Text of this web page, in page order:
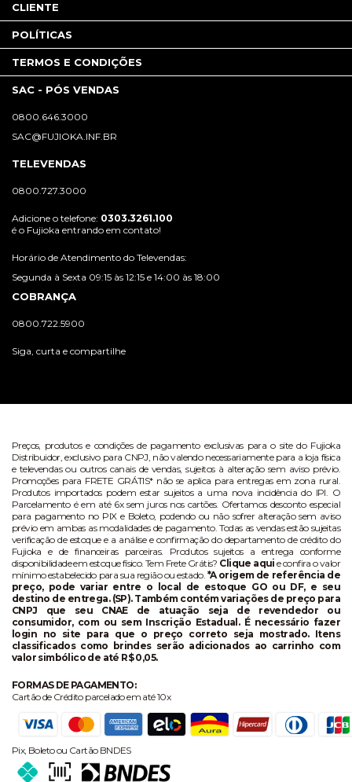
CLIENTE
POLÍTICAS
TERMOS E CONDIÇÕES
SAC - PÓS VENDAS
0800.646.3000
SAC@FUJIOKA.INF.BR
TELEVENDAS
0800.727.3000
Adicione o telefone: 0303.3261.100
é o Fujioka entrando em contato!
Horário de Atendimento do Televendas:
Segunda à Sexta 09:15 às 12:15 e 14:00 às 18:00
COBRANÇA
0800.722.5900
Siga, curta e compartilhe
Preços, produtos e condições de pagamento exclusivas para o site do Fujioka
Distribuidor, exclusivo para CNPJ, não valendo necessariamente para a loja física
e televendas ou outros canais de vendas, sujeitos à alteração sem aviso prévio.
Promoções para FRETE GRÁTIS* não se aplica para entregas em zona rural.
Produtos importados podem estar sujeitos a uma nova incidência do IPI. O
Parcelamento é em até 6x sem juros nos cartões. Ofertamos desconto especial
para pagamento no PIX e Boleto, podendo ou não sofrer alteração sem aviso
prévio em ambas as modalidades de pagamento. Todas as vendas estão sujeitas
verificação de estoque e a análise e confirmação do departamento de crédito do
Fujioka e de financeiras parceiras. Produtos sujeitos a entrega conforme
disponibilidade em estoque físico. Tem Frete Grátis? Clique aqui e confira o valor
mínimo estabelecido para sua região ou estado. *A origem de referência de
preço, pode variar entre o local de estoque GO ou DF, e seu
destino de entrega. (SP). Também contém variações de preço para
CNPJ que seu CNAE de atuação seja de revendedor ou
consumidor, com ou sem Inscrição Estadual. É necessário fazer
login no site para que o preço correto seja mostrado. Itens
classificados como brindes serão adicionados ao carrinho com
valor simbólico de até R$ 0,05.
FORMAS DE PAGAMENTO:
Cartão de Crédito parcelado em até 10x
Pix, Boleto ou Cartão BNDES